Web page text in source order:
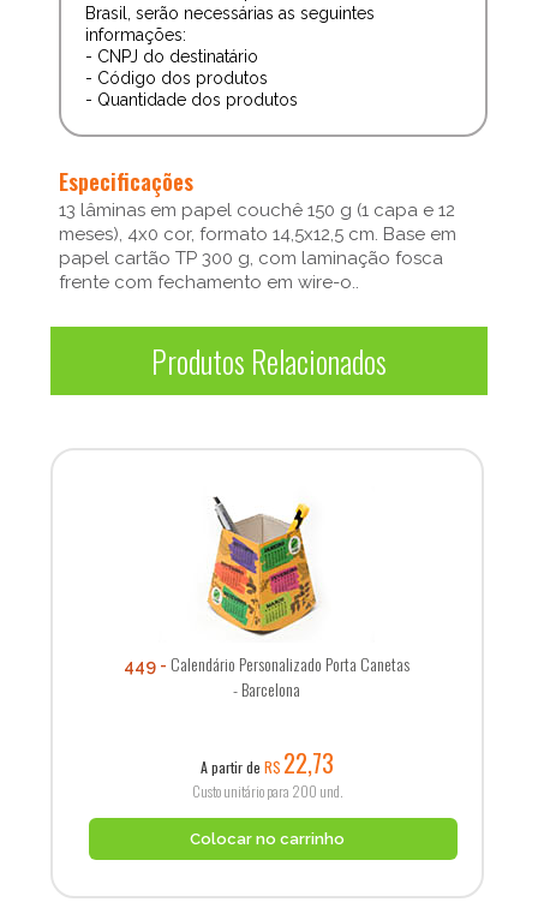
Brasil, serão necessárias as seguintes
informações:
- CNPJ do destinatário
- Código dos produtos
- Quantidade dos produtos
Especificações
13 lâminas em papel couchê 150 g (1 capa e 12
meses), 4x0 cor, formato 14,5x12,5 cm. Base em
papel cartão TP 300 g, com laminação fosca
frente com fechamento em wire-o..
Produtos Relacionados
449
Calendário Personalizado Porta Canetas
- Barcelona
A partir de R$ 22,73
Custo unitário para 200 und.
Colocar no carrinho